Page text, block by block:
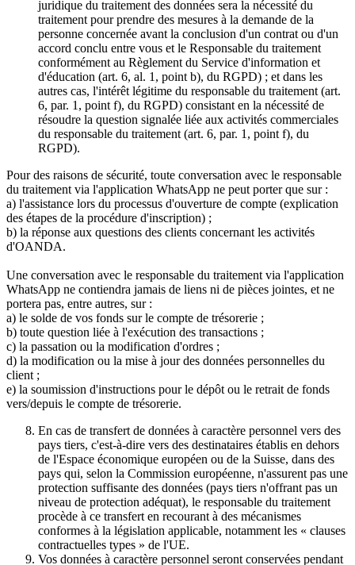
juridique du traitement des données sera la nécessité du
traitement pour prendre des mesures à la demande de la
personne concernée avant la conclusion d'un contrat ou d'un
accord conclu entre vous et le Responsable du traitement
conformément au Règlement du Service d'information et
d'éducation (art. 6, al. 1, point b), du RGPD) ; et dans les
autres cas, l'intérêt légitime du responsable du traitement (art.
6, par. 1, point f), du RGPD) consistant en la nécessité de
résoudre la question signalée liée aux activités commerciales
du responsable du traitement (art. 6, par. 1, point f), du
RGPD).
Pour des raisons de sécurité, toute conversation avec le responsable
du traitement via l'application WhatsApp ne peut porter que sur :
a) l'assistance lors du processus d'ouverture de compte (explication
des étapes de la procédure d'inscription) ;
b) la réponse aux questions des clients concernant les activités
d'OANDA.
Une conversation avec le responsable du traitement via l'application
WhatsApp ne contiendra jamais de liens ni de pièces jointes, et ne
portera pas, entre autres, sur :
a) le solde de vos fonds sur le compte de trésorerie ;
b) toute question liée à l'exécution des transactions ;
c) la passation ou la modification d'ordres ;
d) la modification ou la mise à jour des données personnelles du
client ;
e) la soumission d'instructions pour le dépôt ou le retrait de fonds
vers/depuis le compte de trésorerie.
En cas de transfert de données à caractère personnel vers des
pays tiers, c'est-à-dire vers des destinataires établis en dehors
de l'Espace économique européen ou de la Suisse, dans des
pays qui, selon la Commission européenne, n'assurent pas une
protection suffisante des données (pays tiers n'offrant pas un
niveau de protection adéquat), le responsable du traitement
procède à ce transfert en recourant à des mécanismes
conformes à la législation applicable, notamment les « clauses
contractuelles types » de l'UE.
Vos données à caractère personnel seront conservées pendant